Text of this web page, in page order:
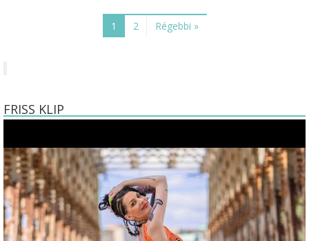
1 2 Régebbi »
FRISS KLIP